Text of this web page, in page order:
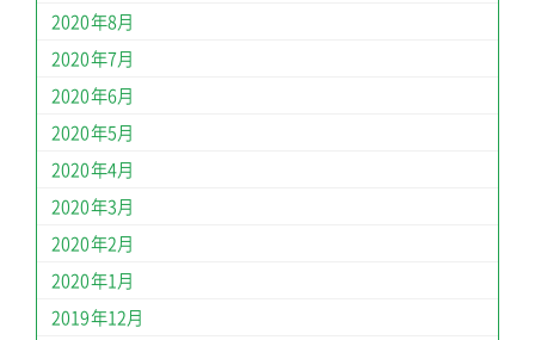
2020年8月
2020年7月
2020年6月
2020年5月
2020年4月
2020年3月
2020年2月
2020年1月
2019年12月